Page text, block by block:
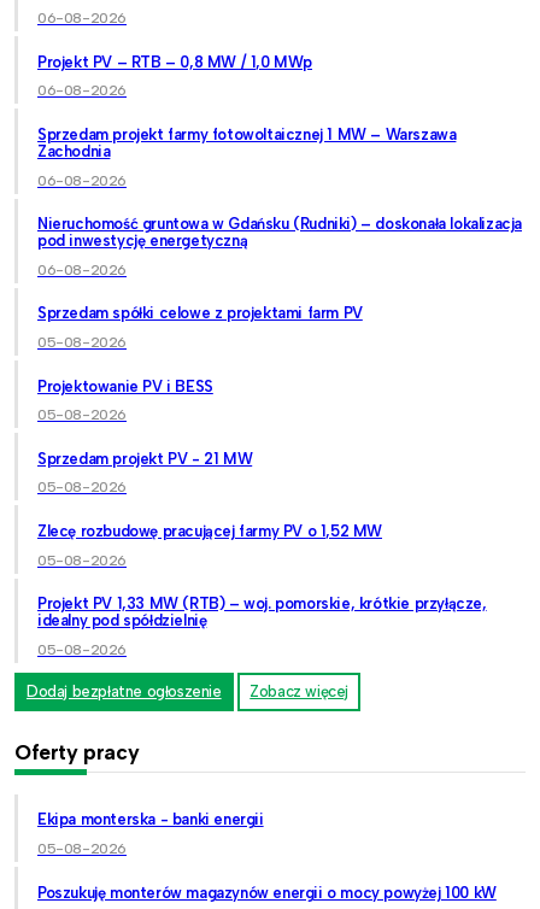
06-08-2026
Projekt PV – RTB – 0,8 MW / 1,0 MWp
06-08-2026
Sprzedam projekt farmy fotowoltaicznej 1 MW – Warszawa
Zachodnia
06-08-2026
Nieruchomość gruntowa w Gdańsku (Rudniki) – doskonała lokalizacja
pod inwestycję energetyczną
06-08-2026
Sprzedam spółki celowe z projektami farm PV
05-08-2026
Projektowanie PV i BESS
05-08-2026
Sprzedam projekt PV - 21 MW
05-08-2026
Zlecę rozbudowę pracującej farmy PV o 1,52 MW
05-08-2026
Projekt PV 1,33 MW (RTB) – woj. pomorskie, krótkie przyłącze,
idealny pod spółdzielnię
05-08-2026
Dodaj bezpłatne ogłoszenie Zobacz więcej
Oferty pracy
Ekipa monterska - banki energii
05-08-2026
Poszukuję monterów magazynów energii o mocy powyżej 100 kW